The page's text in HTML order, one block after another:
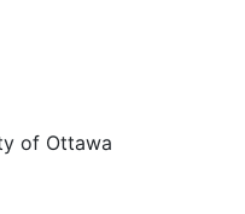
of Ottawa